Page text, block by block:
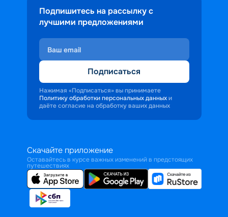
Подпишитесь на рассылку с
лучшими предложениями
Подписаться
Нажимая «Подписаться» вы принимаете
Политику обработки персональных данных и
даёте согласие на обработку ваших данных
Скачайте приложение
Оставайтесь в курсе важных изменений в предстоящих
путешествиях